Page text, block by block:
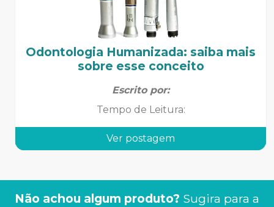
Odontologia Humanizada: saiba mais
sobre esse conceito
Escrito por:
Tempo de Leitura:
Ver postagem
Não achou algum produto? Sugira para a